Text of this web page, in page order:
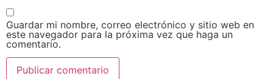
Guardar mi nombre, correo electrónico y sitio web en
este navegador para la próxima vez que haga un
comentario.